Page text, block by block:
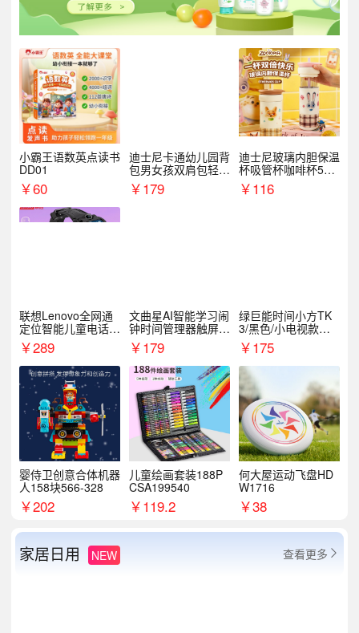
小霸王语数英点读书
DD01
￥60
迪士尼卡通幼儿园背
包男女孩双肩包轻便
可爱小背包B20107
￥179
迪士尼玻璃内胆保温
杯吸管杯咖啡杯530
MLH15135
￥116
联想Lenovo全网通
定位智能儿童电话手
表A1
￥289
文曲星AI智能学习闹
钟时间管理器触屏N
1pro
￥179
绿巨能时间小方TK
3/黑色/小电视款【T
K3】
￥175
婴侍卫创意合体机器
人158块566-328
￥202
儿童绘画套装188P
CSA199540
￥119.2
何大屋运动飞盘HD
W1716
￥38
家居日用 NEW 查看更多 